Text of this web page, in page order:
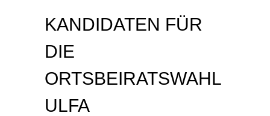
KANDIDATEN FÜR
DIE
ORTSBEIRATSWAHL
ULFA